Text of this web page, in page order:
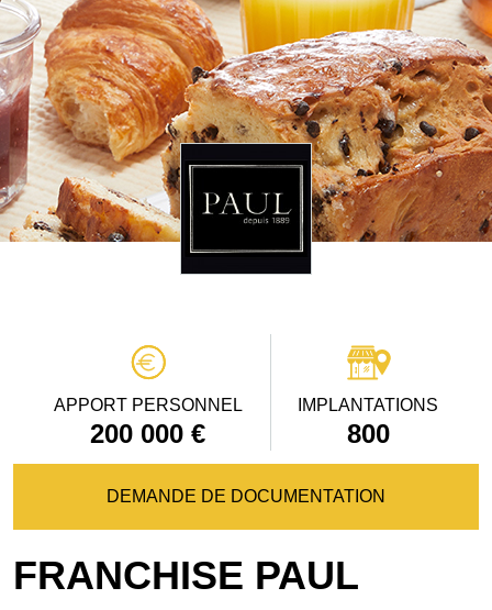
APPORT PERSONNEL
200 000 €
IMPLANTATIONS
800
DEMANDE DE DOCUMENTATION
FRANCHISE PAUL